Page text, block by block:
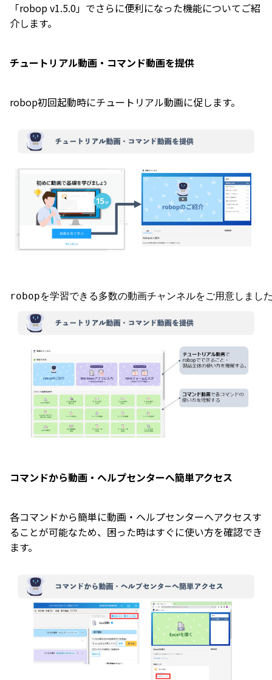
「robop v1.5.0」でさらに便利になった機能についてご紹
介します。
チュートリアル動画・コマンド動画を提供
robop初回起動時にチュートリアル動画に促します。
robopを学習できる多数の動画チャンネルをご用意しまし
コマンドから動画・ヘルプセンターへ簡単アクセス
各コマンドから簡単に動画・ヘルプセンターへアクセスす
ることが可能なため、困った時はすぐに使い方を確認でき
ます。